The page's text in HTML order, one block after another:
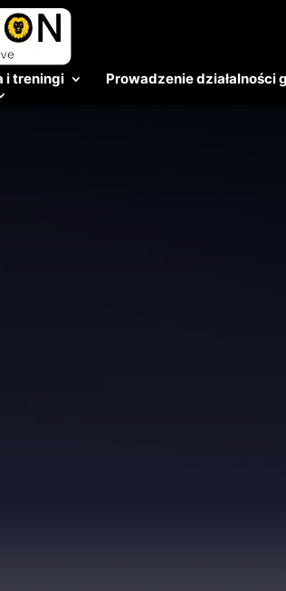
i treningi
Prowadzenie działalności